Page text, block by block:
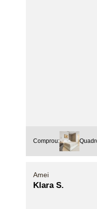
Comprou:
Amei
Klara S.